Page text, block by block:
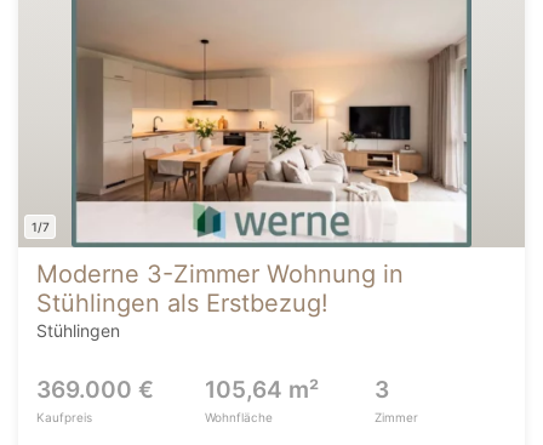
1/7
Moderne 3-Zimmer Wohnung in
Stühlingen als Erstbezug!
Stühlingen
369.000 €
Kaufpreis
105,64 m²
Wohnfläche
3
Zimmer